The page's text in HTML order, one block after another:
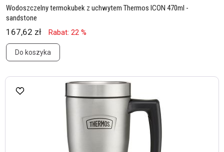
Wodoszczelny termokubek z uchwytem Thermos ICON 470ml -
sandstone
167,62 zł Rabat: 22 %
Do koszyka